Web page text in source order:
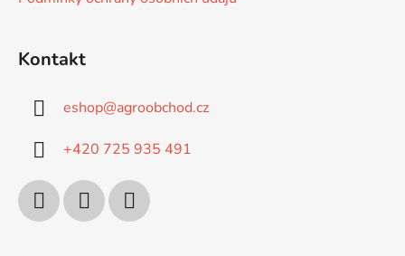
Kontakt
eshop@agroobchod.cz
+420 725 935 491